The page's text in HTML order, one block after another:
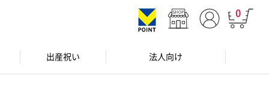
0
出産祝い 法人向け